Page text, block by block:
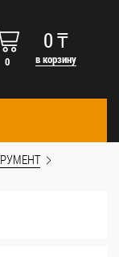
0
0₸
в корзину